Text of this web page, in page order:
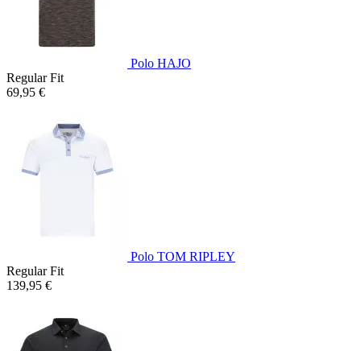
Polo HAJO
Regular Fit
69,95 €
Polo TOM RIPLEY
Regular Fit
139,95 €